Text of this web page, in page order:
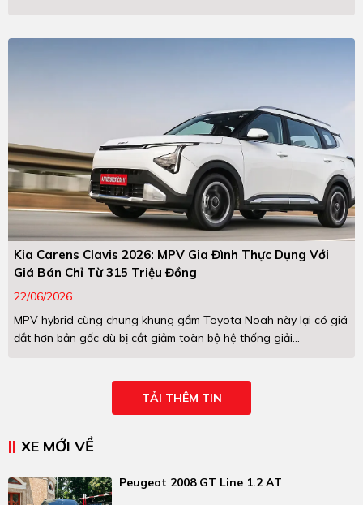
Kia Carens Clavis 2026: MPV Gia Đình Thực Dụng Với
Giá Bán Chỉ Từ 315 Triệu Đồng
22/06/2026
MPV hybrid cùng chung khung gầm Toyota Noah này lại có giá
đắt hơn bản gốc dù bị cắt giảm toàn bộ hệ thống giải...
TẢI THÊM TIN
XE MỚI VỀ
Peugeot 2008 GT Line 1.2 AT